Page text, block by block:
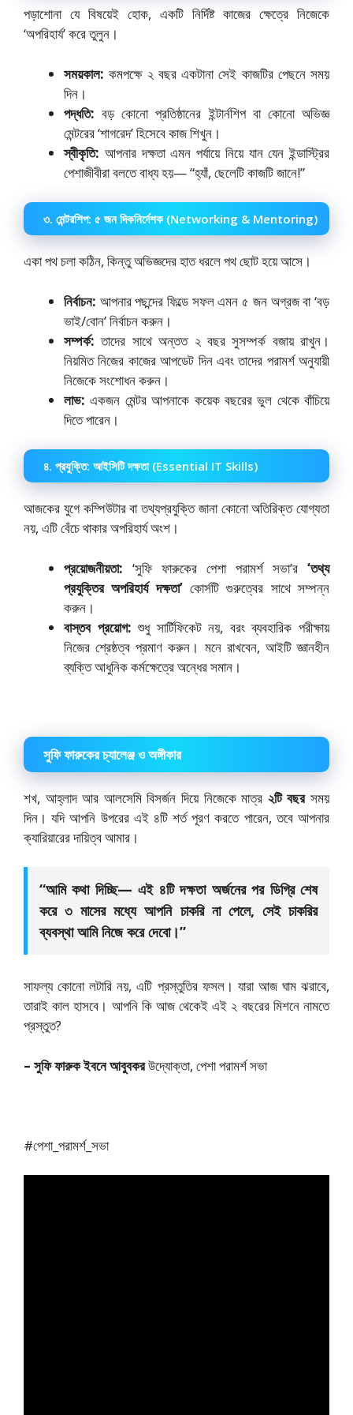
পড়াশোনা যে বিষয়েই হোক, একটি নির্দিষ্ট কাজের ক্ষেত্রে নিজেকে
‘অপরিহার্য’ করে তুলুন।
সময়কাল: কমপক্ষে ২ বছর একটানা সেই কাজটির পেছনে সময়
দিন।
পদ্ধতি: বড় কোনো প্রতিষ্ঠানের ইন্টার্নশিপ বা কোনো অভিজ্ঞ
মেন্টরের ‘শাগরেদ’ হিসেবে কাজ শিখুন।
স্বীকৃতি: আপনার দক্ষতা এমন পর্যায়ে নিয়ে যান যেন ইন্ডাস্ট্রির
পেশাজীবীরা বলতে বাধ্য হয়— “হ্যাঁ, ছেলেটি কাজটি জানে!”
৩. মেন্টরশিপ: ৫ জন দিকনির্দেশক (Networking & Mentoring)
একা পথ চলা কঠিন, কিন্তু অভিজ্ঞদের হাত ধরলে পথ ছোট হয়ে আসে।
নির্বাচন: আপনার পছন্দের ফিল্ডে সফল এমন ৫ জন অগ্রজ বা ‘বড়
ভাই/বোন’ নির্বাচন করুন।
সম্পর্ক: তাদের সাথে অন্তত ২ বছর সুসম্পর্ক বজায় রাখুন।
নিয়মিত নিজের কাজের আপডেট দিন এবং তাদের পরামর্শ অনুযায়ী
নিজেকে সংশোধন করুন।
লাভ: একজন মেন্টর আপনাকে কয়েক বছরের ভুল থেকে বাঁচিয়ে
দিতে পারেন।
৪. প্রযুক্তি: আইসিটি দক্ষতা (Essential IT Skills)
আজকের যুগে কম্পিউটার বা তথ্যপ্রযুক্তি জানা কোনো অতিরিক্ত যোগ্যতা
নয়, এটি বেঁচে থাকার অপরিহার্য অংশ।
প্রয়োজনীয়তা: ‘সুফি ফারুকের পেশা পরামর্শ সভা’র ‘তথ্য
প্রযুক্তির অপরিহার্য দক্ষতা’কোর্সটি গুরুত্বের সাথে সম্পন্ন
করুন।
বাস্তব প্রয়োগ: শুধু সার্টিফিকেট নয়, বরং ব্যবহারিক পরীক্ষায়
নিজের শ্রেষ্ঠত্ব প্রমাণ করুন। মনে রাখবেন, আইটি জ্ঞানহীন
ব্যক্তি আধুনিক কর্মক্ষেত্রে অন্ধের সমান।
সুফি ফারুকের চ্যালেঞ্জ ও অঙ্গীকার
শখ, আহ্লাদ আর আলসেমি বিসর্জন দিয়ে নিজেকে মাত্র ২টি বছরসময়
দিন। যদি আপনি উপরের এই ৪টি শর্ত পূরণ করতে পারেন, তবে আপনার
ক্যারিয়ারের দায়িত্ব আমার।
“আমি কথা দিচ্ছি— এই ৪টি দক্ষতা অর্জনের পর ডিগ্রি শেষ
করে ৩ মাসের মধ্যে আপনি চাকরি না পেলে, সেই চাকরির
ব্যবস্থা আমি নিজে করে দেবো।”
সাফল্য কোনো লটারি নয়, এটি প্রস্তুতির ফসল। যারা আজ ঘাম ঝরাবে,
তারাই কাল হাসবে। আপনি কি আজ থেকেই এই ২ বছরের মিশনে নামতে
প্রস্তুত?
– সুফি ফারুক ইবনে আবুবকরউদ্যোক্তা, পেশা পরামর্শ সভা
#পেশা_পরামর্শ_সভা